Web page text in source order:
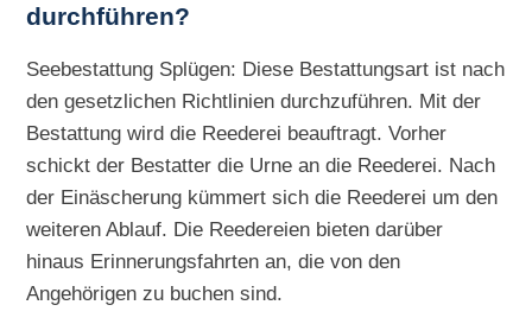
durchführen?
Seebestattung Splügen: Diese Bestattungsart ist nach
den gesetzlichen Richtlinien durchzuführen. Mit der
Bestattung wird die Reederei beauftragt. Vorher
schickt der Bestatter die Urne an die Reederei. Nach
der Einäscherung kümmert sich die Reederei um den
weiteren Ablauf. Die Reedereien bieten darüber
hinaus Erinnerungsfahrten an, die von den
Angehörigen zu buchen sind.